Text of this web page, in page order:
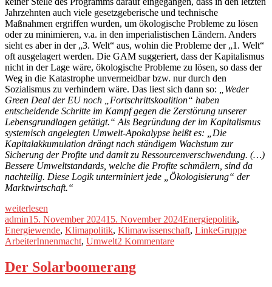
Jahrzehnten auch viele gesetzgeberische und technische
Maßnahmen ergriffen wurden, um ökologische Probleme zu lösen
oder zu minimieren, v.a. in den imperialistischen Ländern. Anders
sieht es aber in der „3. Welt“ aus, wohin die Probleme der „1. Welt“
oft ausgelagert werden. Die GAM suggeriert, dass der Kapitalismus
nicht in der Lage wäre, ökologische Probleme zu lösen, so dass der
Weg in die Katastrophe unvermeidbar bzw. nur durch den
Sozialismus zu verhindern wäre. Das liest sich dann so:
„Weder
Green Deal der EU noch „Fortschrittskoalition“ haben
entscheidende Schritte im Kampf gegen die Zerstörung unserer
Lebensgrundlagen getätigt.“ Als Begründung der im Kapitalismus
systemisch angelegten Umwelt-Apokalypse heißt es: „Die
Kapitalakkumulation drängt nach ständigem Wachstum zur
Sicherung der Profite und damit zu Ressourcenverschwendung. (…)
Bessere Umweltstandards, welche die Profite schmälern, sind da
nachteilig. Diese Logik unterminiert jede „Ökologisierung“ der
Marktwirtschaft.“
„Fakes
und
Fakten
–
zum
Umweltteil
weiterlesen
Autor
adminVeröffentlicht
am
15. November 202415. November 2024Kategorien
Energiepolitik,
Energiewende, Klimapolitik, Klimawissenschaft, LinkeSchlagwörter
Gruppe
ArbeiterInnenmacht, Umwelt2 Kommentarezu
Der Solarboomerang